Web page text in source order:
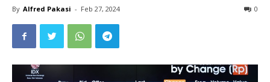
By Alfred Pakasi - Feb 27, 2024 0